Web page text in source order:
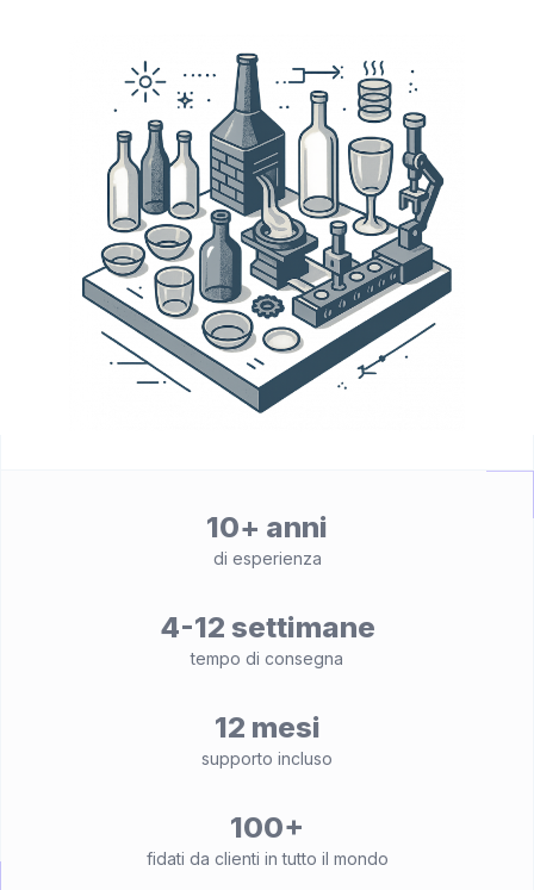
10+ anni
di esperienza
4-12 settimane
tempo di consegna
12 mesi
supporto incluso
100+
fidati da clienti in tutto il mondo